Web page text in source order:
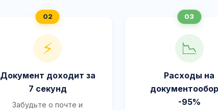
⚡
Документ доходит за
7 секунд
Забудьте о почте и
📉
Расходы на
-95%